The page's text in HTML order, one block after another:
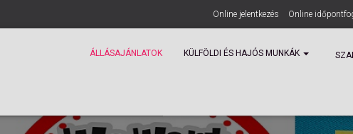
Online jelentkezés Online
ÁLLÁSAJÁNLATOK KÜLFÖLDI ÉS HAJÓS MUNKÁK